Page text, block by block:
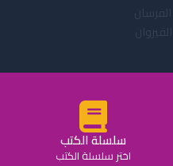
سلسلة الكتب
اختر سلسلة الكتب